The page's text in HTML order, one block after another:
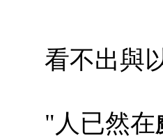
看不出與
"人已然在